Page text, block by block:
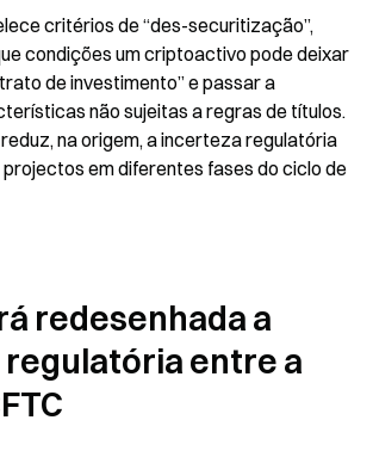
critérios de “des-securitização”,
condições um criptoactivo pode deixar
de investimento” e passar a
não sujeitas a regras de títulos.
na origem, a incerteza regulatória
em diferentes fases do ciclo de
redesenhada a
entre a